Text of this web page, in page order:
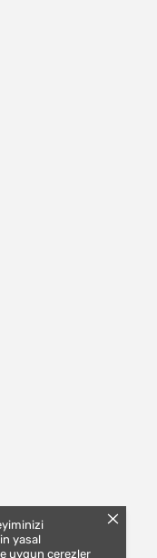
yasal
uygun çerezler